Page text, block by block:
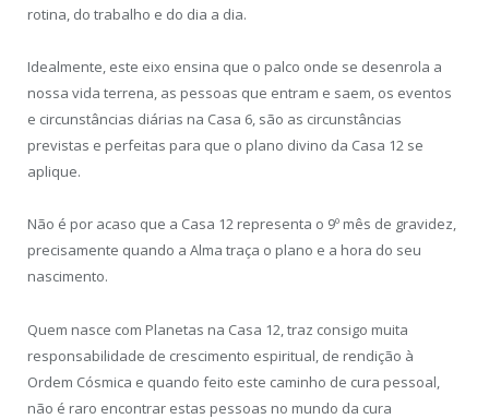
rotina, do trabalho e do dia a dia.
Idealmente, este eixo ensina que o palco onde se desenrola a
nossa vida terrena, as pessoas que entram e saem, os eventos
e circunstâncias diárias na Casa 6, são as circunstâncias
previstas e perfeitas para que o plano divino da Casa 12 se
aplique.
Não é por acaso que a Casa 12 representa o 9º mês de gravidez,
precisamente quando a Alma traça o plano e a hora do seu
nascimento.
Quem nasce com Planetas na Casa 12, traz consigo muita
responsabilidade de crescimento espiritual, de rendição à
Ordem Cósmica e quando feito este caminho de cura pessoal,
não é raro encontrar estas pessoas no mundo da cura